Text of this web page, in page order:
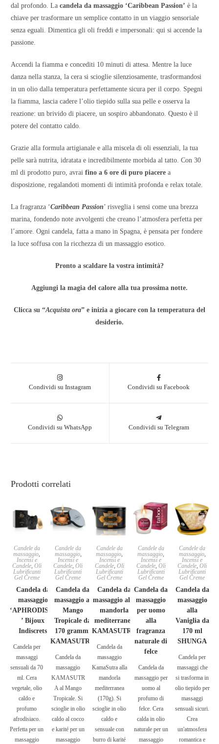
dal profondo. Lacandela da massaggio ‘Caribbean Passion’ è la
chiave per trasformare un semplice contatto in un viaggio sensoriale
senza eguali. Dimentica gli oli freddi e impersonali: qui si accende la
passione.
Accendi la fiamma e concediti 10 minuti di attesa. Mentre la luce
danza nella stanza, la cera si scioglie silenziosamente, trasformandosi
in un olio dalla temperatura perfettamente sicura per il corpo. Spegni
la fiamma, lascia cadere l’olio tiepido sulla sua pelle e osserva la
reazione: un brivido di piacere, un sospiro abbandonato. Questo è il
potere del contatto caldo.
Grazie alla formula artigianale e alla miscela di oli essenziali, la tua
pelle sarà nutrita, idratata e incredibilmente morbida al tatto. Con 30
ml di prodotto puro, avraifino a 6 ore di puro piacere a
disposizione, regalandoti momenti di intimità profonda e relax totale.
La fragranza ‘Caribbean Passion’ risveglia i sensi come una brezza
marina, fondendo note avvolgenti che creano l’atmosfera perfetta per
l’amore. Ogni candela, fatta a mano in Spagna, è pensata per fondere
la luce soffusa con la ricchezza di un massaggio esotico.
Pronto a scaldare la vostra intimità?
Aggiungi la magia del calore alla tua prossima notte.
Clicca su “Acquista ora” e inizia a giocare con la temperatura del
desiderio.
Condividi su Instagram Condividi su Facebook
Condividi su WhatsApp Condividi su Telegram
Prodotti correlati
Candele da
massaggio,
Incensi e
Candele, Oli
Lubrificanti
Gel Creme
Candela da
massaggio
‘APHRODISIA
’ Bijoux
Indiscrets
Candela per
massaggi
sensuali da 70
ml. Cera
vegetale, olio
caldo e
profumo
afrodisiaco.
Perfetta per un
massaggio
Candele da
massaggio,
Incensi e
Candele,Oli
Lubrificanti
Gel Creme
Candela da
massaggio al
Mango
Tropicale da
170 grammi
KAMASUTRA
Candela da
massaggio
KAMASUTR
A al Mango
Tropicale. Si
scioglie in olio
caldo al cocco
e karité per un
massaggio
Candele da
massaggio,
Incensi e
Candele, Oli
Lubrificanti
Gel Creme
Candela da
massaggio alla
mandorla
mediterranea
KAMASUTRA
Candela da
massaggio
KamaSutra alla
mandorla
mediterranea
(170g). Si
scioglie in olio
caldo e
sensuale con
burro di karité
Candele da
massaggio,
Incensi e
Candele, Oli
Lubrificanti
Gel Creme
Candela da
massaggio
per uomo
alla
fragranza
naturale di
felce
Candela da
massaggio per
uomo al
profumo di
felce. Cera
calda in olio
naturale per un
massaggio
Candele da
massaggio,
Incensi e
Candele,Oli
Lubrificanti
Gel Creme
Candela da
massaggio
alla
Vaniglia da
170 ml
SHUNGA
Candela per
massaggi che
si trasforma in
olio tiepido per
massaggi
sensuali sicuri.
Crea
un'atmosfera
romantica e